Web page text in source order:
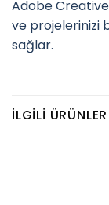
Adobe Creative
ve projelerinizi
sağlar.
İLGILI ÜRÜNLER